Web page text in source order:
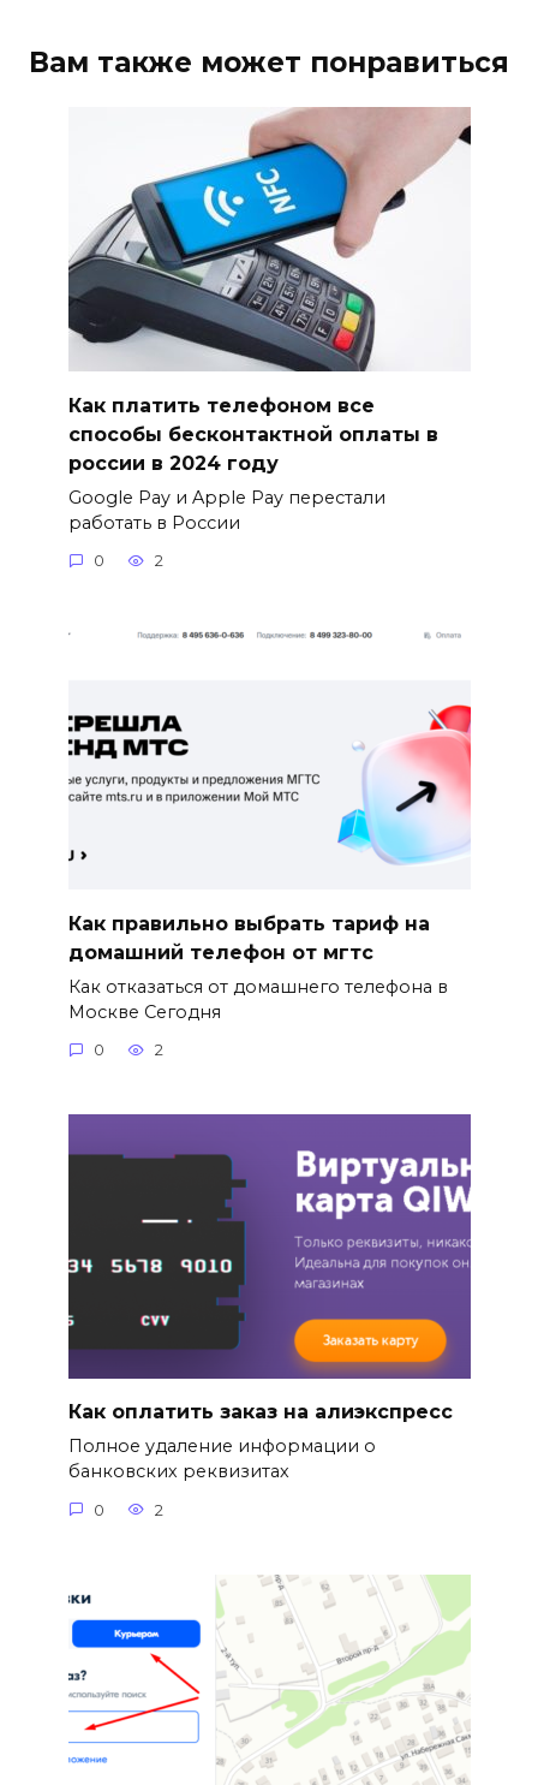
Вам также может понравиться
Как платить телефоном все
способы бесконтактной оплаты в
россии в 2024 году
Google Pay и Apple Pay перестали
работать в России
0 2
Как правильно выбрать тариф на
домашний телефон от мгтс
Как отказаться от домашнего телефона в
Москве Сегодня
0 2
Как оплатить заказ на алиэкспресс
Полное удаление информации о
банковских реквизитах
0 2